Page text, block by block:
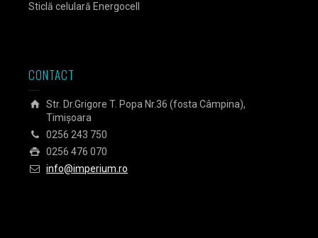
Sticlă celulară Energocell
CONTACT
Str. Dr.Grigore T. Popa Nr.36 (fosta Câmpina),
Timișoara
0256 243 750
0256 476 070
info@imperium.ro